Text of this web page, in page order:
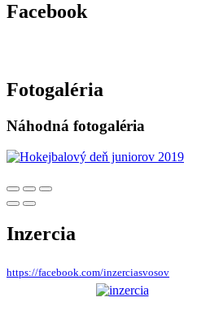
Facebook
Fotogaléria
Náhodná fotogaléria
Inzercia
https://facebook.com/inzerciasvosov